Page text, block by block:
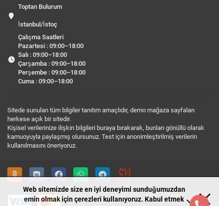
Toptan Bulurum
İstanbul/İstoç
Çalışma Saatleri
Pazartesi : 09:00–18:00
Salı : 09:00–18:00
Çarşamba : 09:00–18:00
Perşembe : 09:00–18:00
Cuma : 09:00–18:00
Sitede sunulan tüm bilgiler tanıtım amaçlıdır, demo mağaza sayfaları
herkese açık bir sitedir.
Kişisel verilerinize ilişkin bilgileri buraya bırakarak, bunları gönüllü olarak
kamuoyuyla paylaşmış olursunuz. Test için anonimleştirilmiş verilerin
kullanılmasını öneriyoruz.
Web sitemizde size en iyi deneyimi sunduğumuzdan
emin olmak için çerezleri kullanıyoruz. Kabul etmek